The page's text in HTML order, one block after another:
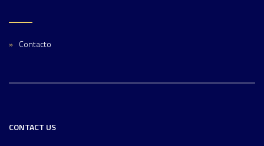
Contacto
CONTACT US